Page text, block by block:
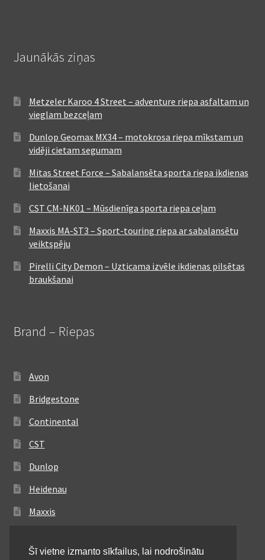
Jaunākās ziņas
Metzeler Karoo 4 Street – adventure riepa asfaltam un
vieglam bezceļam
Dunlop Geomax MX34 – motokrosa riepa mīkstam un
vidēji cietam segumam
Mitas Street Force – Sabalansēta sporta riepa ikdienas
lietošanai
CST CM-NK01 – Mūsdienīga sporta riepa ceļam
Maxxis MA-ST3 – Sport-touring riepa ar sabalansētu
veiktspēju
Pirelli City Demon – Uzticama izvēle ikdienas pilsētas
braukšanai
Brand – Riepas
Avon
Bridgestone
Continental
CST
Dunlop
Heidenau
Maxxis
Michelin
Šī vietne izmanto sīkfailus, lai nodrošinātu